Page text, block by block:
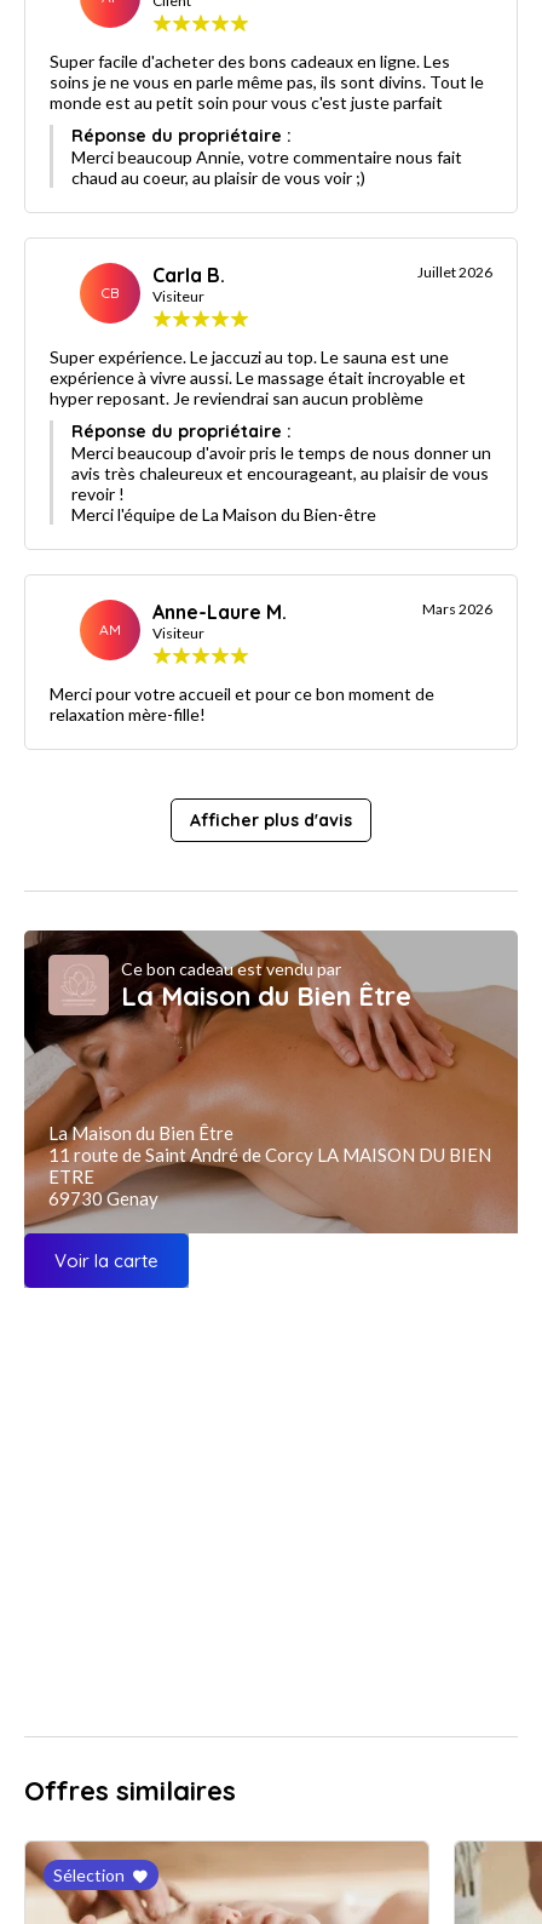
Super facile d'acheter des bons cadeaux en ligne. Les
soins je ne vous en parle même pas, ils sont divins. Tout le
monde est au petit soin pour vous c'est juste parfait
Réponse du propriétaire :
Merci beaucoup Annie, votre commentaire nous fait
chaud au coeur, au plaisir de vous voir ;)
CB
Carla B.
Visiteur
Juillet 2026
Super expérience. Le jaccuzi au top. Le sauna est une
expérience à vivre aussi. Le massage était incroyable et
hyper reposant. Je reviendrai san aucun problème
Réponse du propriétaire :
Merci beaucoup d'avoir pris le temps de nous donner un
avis très chaleureux et encourageant, au plaisir de vous
revoir !
Merci l'équipe de La Maison du Bien-être
AM
Anne-Laure M.
Visiteur
Mars 2026
Merci pour votre accueil et pour ce bon moment de
relaxation mère-fille!
Afficher plus d'avis
Ce bon cadeau est vendu par
La Maison du Bien Être
La Maison du Bien Être
11 route de Saint André de Corcy LA MAISON DU BIEN
ETRE
69730 Genay
Voir la carte
Offres similaires
Sélection